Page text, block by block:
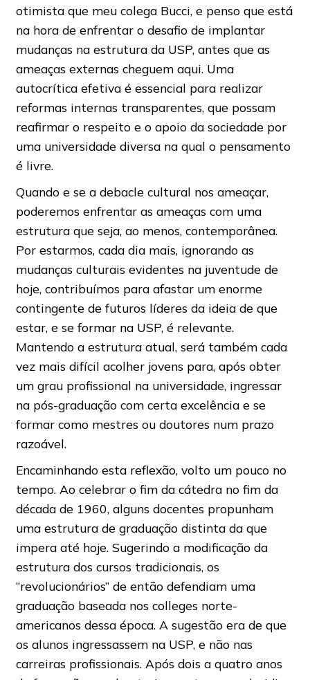
otimista que meu colega Bucci, e penso que está
na hora de enfrentar o desafio de implantar
mudanças na estrutura da USP, antes que as
ameaças externas cheguem aqui. Uma
autocrítica efetiva é essencial para realizar
reformas internas transparentes, que possam
reafirmar o respeito e o apoio da sociedade por
uma universidade diversa na qual o pensamento
é livre.
Quando e se a debacle cultural nos ameaçar,
poderemos enfrentar as ameaças com uma
estrutura que seja, ao menos, contemporânea.
Por estarmos, cada dia mais, ignorando as
mudanças culturais evidentes na juventude de
hoje, contribuímos para afastar um enorme
contingente de futuros líderes da ideia de que
estar, e se formar na USP, é relevante.
Mantendo a estrutura atual, será também cada
vez mais difícil acolher jovens para, após obter
um grau profissional na universidade, ingressar
na pós-graduação com certa excelência e se
formar como mestres ou doutores num prazo
razoável.
Encaminhando esta reflexão, volto um pouco no
tempo. Ao celebrar o fim da cátedra no fim da
década de 1960, alguns docentes propunham
uma estrutura de graduação distinta da que
impera até hoje. Sugerindo a modificação da
estrutura dos cursos tradicionais, os
“revolucionários” de então defendiam uma
graduação baseada nos colleges norte-
americanos dessa época. A sugestão era de que
os alunos ingressassem na USP, e não nas
carreiras profissionais. Após dois a quatro anos